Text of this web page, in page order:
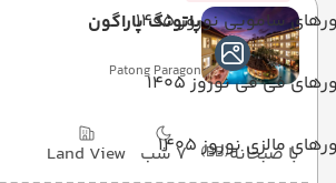
سامویی نوروز 1405
فی فی نوروز 1405
مالزی نوروز 1405
پاتونگ پاراگون
Patong Paragon
با صبحانه(BB) 7 شب Land View